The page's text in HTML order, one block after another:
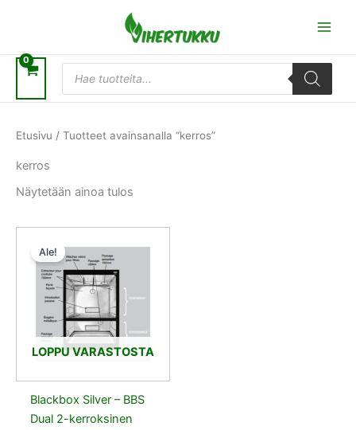
Products
search
Etusivu / Tuotteet avainsanalla “kerros”
kerros
Näytetään ainoa tulos
LOPPU VARASTOSTA
Ale!
Blackbox Silver – BBS
Dual 2-kerroksinen
hinta
oli:
311,00 €.
hinta